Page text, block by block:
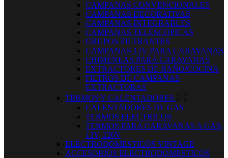
CAMPANAS CONVENCIONALES
CAMPANAS DECORATIVAS
CAMPANAS INTEGRABLES
CAMPANAS TELESCOPICAS
GRUPOS FILTRANTES
CAMPANAS 12V PARA CARAVANAS
CHIMENEAS PARA CARAVANAS
EXTRACTORES DE BAÑO/COCINA
FILTROS DE CAMPANAS
EXTRACTORAS
TERMOS Y CALENTADORES  
CALENTADORES DE GAS
TERMOS ELECTRICOS
TERMOS PARA CARAVANAS A GAS,
12V, 220V
ELECTRODOMESTICOS VINTAGE
ACCESORIOS ELECTRODOMESTICOS